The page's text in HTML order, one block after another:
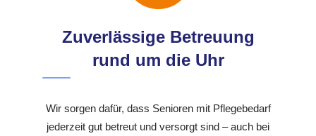
Zuverlässige Betreuung
rund um die Uhr
Wir sorgen dafür, dass Senioren mit Pflegebedarf
jederzeit gut betreut und versorgt sind – auch bei